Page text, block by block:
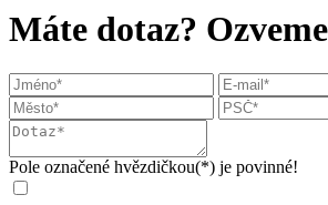
Máte dotaz?
Pole označené hvězdičkou(*) je povinné!